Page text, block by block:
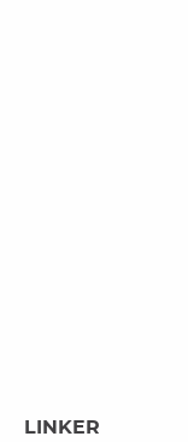
LINKER